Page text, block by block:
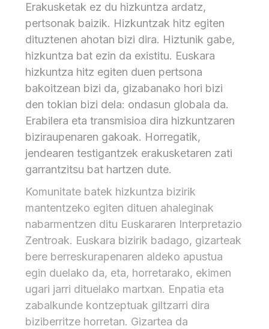
Erakusketak ez du hizkuntza ardatz,
pertsonak baizik. Hizkuntzak hitz egiten
dituztenen ahotan bizi dira. Hiztunik gabe,
hizkuntza bat ezin da existitu. Euskara
hizkuntza hitz egiten duen pertsona
bakoitzean bizi da, gizabanako hori bizi
den tokian bizi dela: ondasun globala da.
Erabilera eta transmisioa dira hizkuntzaren
biziraupenaren gakoak. Horregatik,
jendearen testigantzek erakusketaren zati
garrantzitsu bat hartzen dute.
Komunitate batek hizkuntza bizirik
mantentzeko egiten dituen ahaleginak
nabarmentzen ditu Euskararen Interpretazio
Zentroak. Euskara bizirik badago, gizarteak
bere berreskurapenaren aldeko apustua
egin duelako da, eta, horretarako, ekimen
ugari jarri dituelako martxan. Enpatia eta
zabalkunde kontzeptuak giltzarri dira
biziberritze horretan. Gizartea da